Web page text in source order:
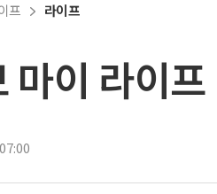
프 라이프
마이 라이